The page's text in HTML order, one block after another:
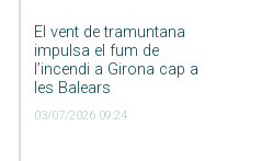
El vent de tramuntana
impulsa el fum de
l’incendi a Girona cap a
les Balears
03/07/2026 09:24